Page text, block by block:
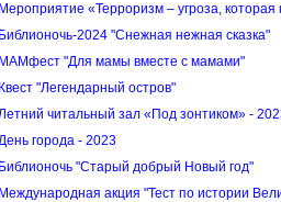
Мероприятие «Терроризм – угроза, которая
Библионочь-2024 "Снежная нежная сказка"
МАМфест "Для мамы вместе с мамами"
Квест "Легендарный остров"
читальный зал «Под зонтиком» -
города - 2023
Библионочь "Старый добрый Новый год"
Международная акция "Тест по истории